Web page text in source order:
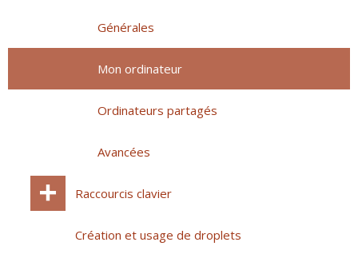
Générales
Mon ordinateur
Ordinateurs partagés
Avancées
Raccourcis clavier
Création et usage de droplets